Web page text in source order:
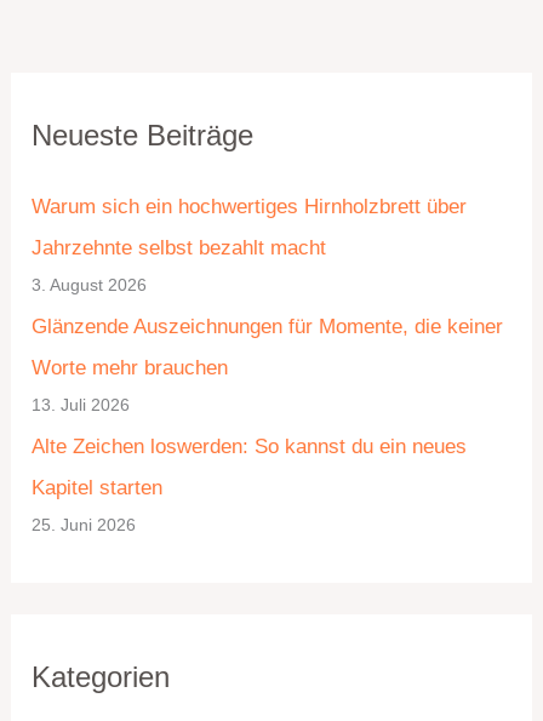
Neueste Beiträge
Warum sich ein hochwertiges Hirnholzbrett über
Jahrzehnte selbst bezahlt macht
3. August 2026
Glänzende Auszeichnungen für Momente, die keiner
Worte mehr brauchen
13. Juli 2026
Alte Zeichen loswerden: So kannst du ein neues
Kapitel starten
25. Juni 2026
Kategorien
a
e
g
o
r
i
r
h
i
v